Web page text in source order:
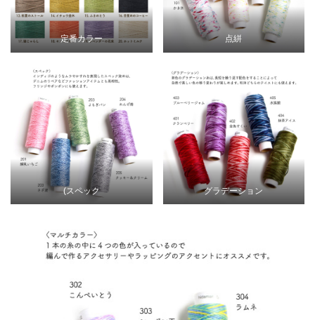
定番カラー 点絣
(スペック グラデーション